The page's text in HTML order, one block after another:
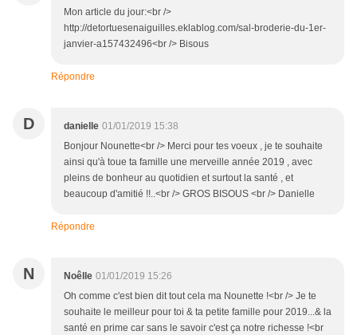
Mon article du jour:<br />
http://detortuesenaiguilles.eklablog.com/sal-broderie-du-1er-
janvier-a157432496<br /> Bisous
Répondre
D danielle 01/01/2019 15:38
Bonjour Nounette<br /> Merci pour tes voeux , je te souhaite
ainsi qu'à toue ta famille une merveille année 2019 , avec
pleins de bonheur au quotidien et surtout la santé , et
beaucoup d'amitié !!..<br /> GROS BISOUS <br /> Danielle
Répondre
N Noêlle 01/01/2019 15:26
Oh comme c'est bien dit tout cela ma Nounette !<br /> Je te
souhaite le meilleur pour toi & ta petite famille pour 2019...& la
santé en prime car sans le savoir c'est ça notre richesse !<br